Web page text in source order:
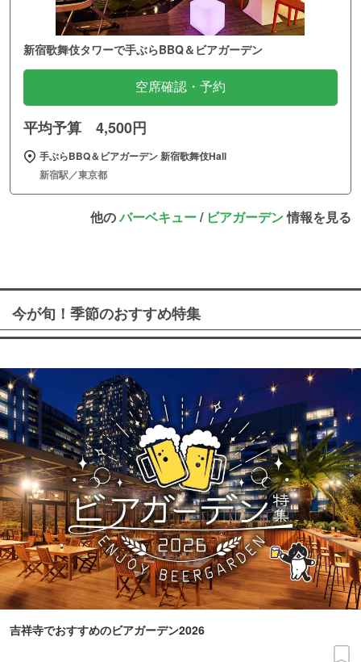
新宿歌舞伎タワーで手ぶらBBQ＆ビアガーデン
空席確認・予約
平均予算 4,500円
手ぶらBBQ＆ビアガーデン 新宿歌舞伎Hall
新宿駅／東京都
他のバーベキュー/ ビアガーデン情報を見る
今が旬！季節のおすすめ特集
吉祥寺でおすすめのビアガーデン2026